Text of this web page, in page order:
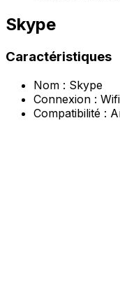
Skype
Caractéristiques
Nom : Skype
Connexion :
Compatibilité :